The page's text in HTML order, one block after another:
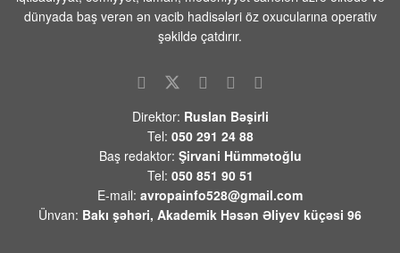
lazım gələrsə, üzr də istəməılidir
08 AVQUST 2026 / 11:19 5
düşdü
Pasinyan -Sülhü dönməz etmək üçün
“Qarabağ ermənilərinin geri qayıtması”
kimi mövzuları davam etdirməmək
zəruridir
08 AVQUST 2026 / 10:54 11
dünyada baş verən ən vacib hadisələri öz oxucularına operativ
şəkildə çatdırır.
Direktor: Ruslan Bəşirli
Tel: 050 291 24 88
Baş redaktor: Şirvani Hümmətoğlu
Tel: 050 851 90 51
E-mail: avropainfo528@gmail.com
Ünvan: Bakı şəhəri, Akademik Həsən Əliyev küçəsi 96